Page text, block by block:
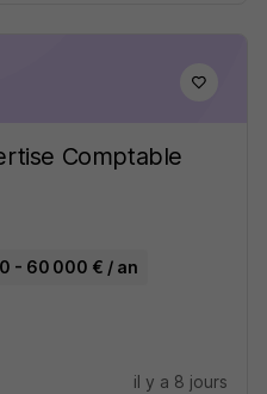
Comptable
- 60 000 € / an
il y a 8 jours